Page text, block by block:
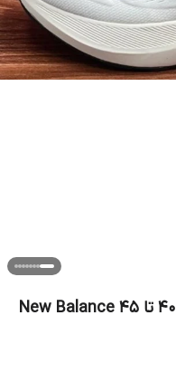
کتونی نیوبالانس فرش فوم سایز ۴۰ تا ۴۵ New Balance